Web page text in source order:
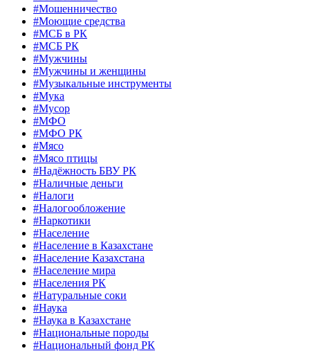
#Мошенничество
#Моющие средства
#МСБ в РК
#МСБ РК
#Мужчины
#Мужчины и женщины
#Музыкальные инструменты
#Мука
#Мусор
#МФО
#МФО РК
#Мясо
#Мясо птицы
#Надёжность БВУ РК
#Наличные деньги
#Налоги
#Налогообложение
#Наркотики
#Население
#Население в Казахстане
#Население Казахстана
#Население мира
#Населения РК
#Натуральные соки
#Наука
#Наука в Казахстане
#Национальные породы
#Национальный фонд РК